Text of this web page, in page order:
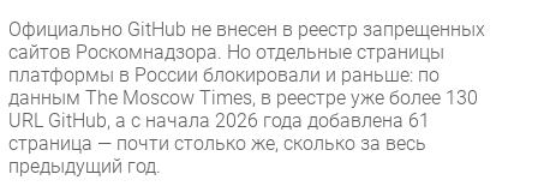
IT класс
Тестовый стенд
Каталог компаний
Официально GitHub не внесен в реестр запрещенных
сайтов Роскомнадзора. Но отдельные страницы
платформы в России блокировали и раньше: по
данным The Moscow Times, в реестре уже более 130
URL GitHub, а с начала 2026 года добавлена 61
страница — почти столько же, сколько за весь
предыдущий год.